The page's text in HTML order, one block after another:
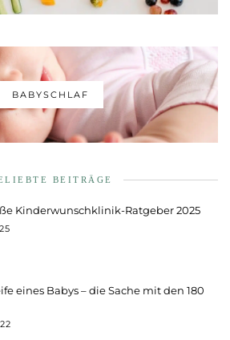
BABYSCHLAF
BEITRÄGE
Kinderwunschklinik-Ratgeber 2025
eines Babys – die Sache mit den 180